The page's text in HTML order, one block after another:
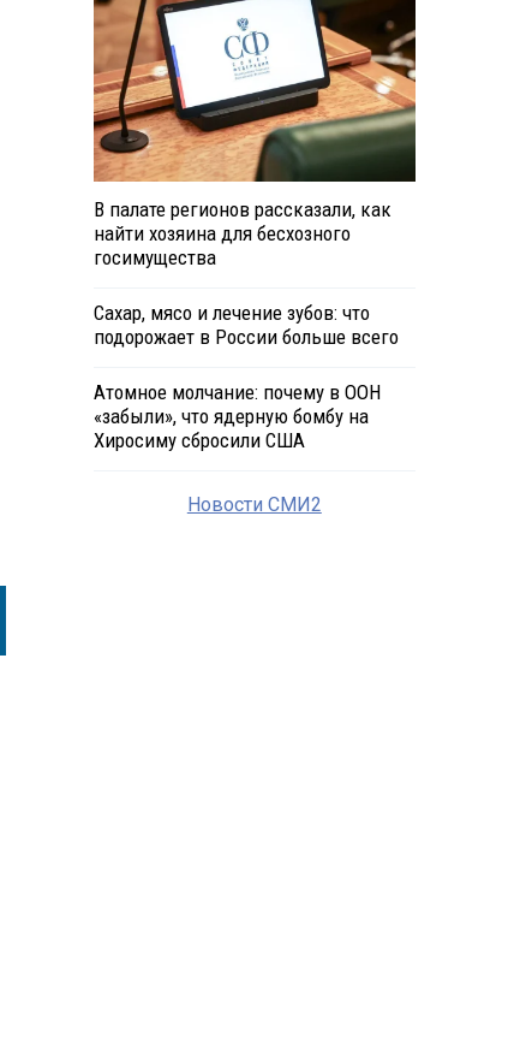
В палате регионов рассказали, как
найти хозяина для бесхозного
госимущества
Сахар, мясо и лечение зубов: что
подорожает в России больше всего
Атомное молчание: почему в ООН
«забыли», что ядерную бомбу на
Хиросиму сбросили США
Новости СМИ2